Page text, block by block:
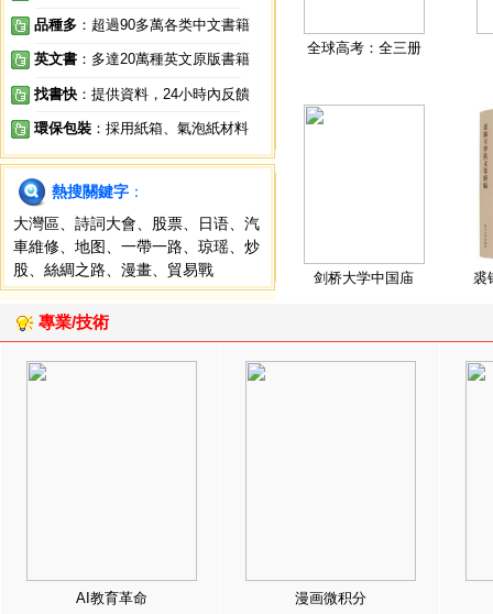
品種多 ：超過90多萬各类中文書籍
英文書 ：多達20萬種英文原版書籍
找書快 ：提供資料，24小時內反饋
環保包裝 ：採用紙箱、氣泡紙材料
熱搜關鍵字 ：
大灣區
詩詞大會 股票 日语
汽
車維修
地图 一帶一路 琼瑶
炒
股
絲綢之路 漫畫 貿易戰
全球高考：全三册
剑桥大学中国庙 裘
專業/技術
AI教育革命 漫画微积分